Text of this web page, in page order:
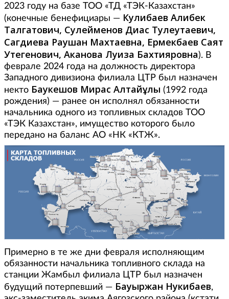
2023 году на базе ТОО «ТД «ТЭК-Казахстан»
(конечные бенефициары — Кулибаев Алибек
Талгатович, Сулейменов Диас Тулеутаевич,
Сагдиева Раушан Махтаевна, Ермекбаев Саят
Утегенович, Аканова Луиза Бахтияровна). В
феврале 2024 года на должность директора
Западного дивизиона филиала ЦТР был назначен
некто Баукешов Мирас Алтайұлы (1992 года
рождения) — ранее он исполнял обязанности
начальника одного из топливных складов ТОО
«ТЭК Казахстан», имущество которого было
передано на баланс АО «НК «КТЖ».
Примерно в те же дни февраля исполняющим
обязанности начальника топливного склада на
станции Жамбыл филиала ЦТР был назначен
будущий потерпевший — Бауыржан Нукибаев,